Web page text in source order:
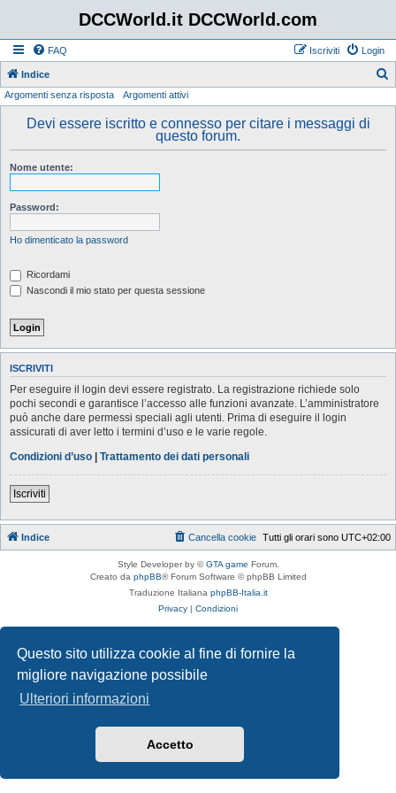
Questo sito utilizza cookie al fine di fornire la
migliore navigazione possibile
Ulteriori informazioni
Accetto
DCCWorld.it DCCWorld.com
FAQ Login
Iscriviti
Indice
Argomenti senza risposta Argomenti attivi
Devi essere iscritto e connesso per citare i messaggi di
questo forum.
Nome utente:
Password:
Ho dimenticato la password
Ricordami
Nascondi il mio stato per questa sessione
ISCRIVITI
Per eseguire il login devi essere registrato. La registrazione richiede solo
pochi secondi e garantisce l’accesso alle funzioni avanzate. L’amministratore
può anche dare permessi speciali agli utenti. Prima di eseguire il login
assicurati di aver letto i termini d’uso e le varie regole.
Condizioni d’uso | Trattamento dei dati personali
Iscriviti
Indice Tutti gli orari sono UTC+02:00
Cancella cookie
Style Developer by ©GTA game Forum.
Creato da phpBB® Forum Software © phpBB Limited
Traduzione Italiana phpBB-Italia.it
Privacy | Condizioni